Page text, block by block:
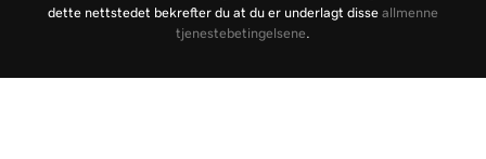
dette nettstedet bekrefter du at du er underlagt disse allmenne
tjenestebetingelsene.